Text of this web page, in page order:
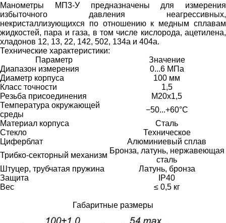
Манометры МП3-У предназначены для измерения
избыточного давления неагрессивных,
некристаллизующихся по отношению к медным сплавам
жидкостей, пара и газа, в том числе кислорода, ацетилена,
хладонов 12, 13, 22, 142, 502, 134a и 404а.
Технические характеристики:
Параметр
Значение
Диапазон измерения
0...6 МПа
Диаметр корпуса
100 мм
Класс точности
1,5
Резьба присоединения
М20х1,5
Температура окружающей
среды
−50...+60°C
Материал корпуса
Сталь
Стекло
Техническое
Циферблат
Алюминиевый сплав
Трибко-секторный механизм
Бронза, латунь, нержавеющая
сталь
Штуцер, трубчатая пружина
Латунь, бронза
Защита
IP40
Вес
≤ 0,5 кг
Габаритные размеры